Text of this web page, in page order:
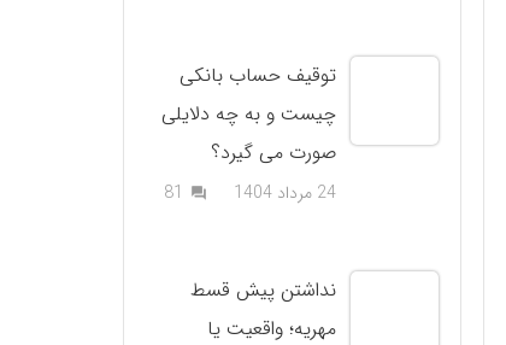
توقیف حساب بانکی
چیست و به چه دلایلی
صورت می گیرد؟
24 مرداد 1404 question_answer
81دیدگاه
نداشتن پیش قسط
مهریه؛ واقعیت یا